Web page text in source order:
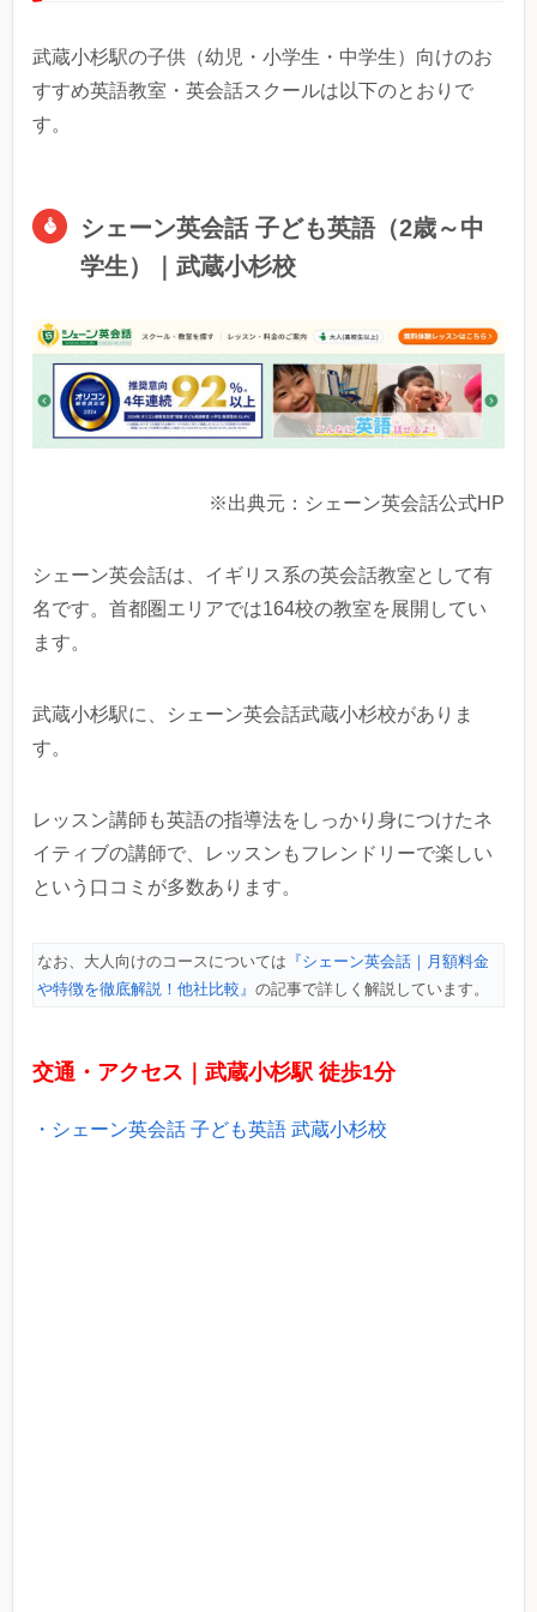
武蔵小杉駅の子供（幼児・小学生・中学生）向けのお
すすめ英語教室・英会話スクールは以下のとおりで
す。
シェーン英会話 子ども英語（2歳～中
学生）｜武蔵小杉校
※出典元：シェーン英会話公式HP
シェーン英会話は、イギリス系の英会話教室として有
名です。首都圏エリアでは164校の教室を展開してい
ます。
武蔵小杉駅に、シェーン英会話武蔵小杉校がありま
す。
レッスン講師も英語の指導法をしっかり身につけたネ
イティブの講師で、レッスンもフレンドリーで楽しい
という口コミが多数あります。
なお、大人向けのコースについては 『シェーン英会話｜月額料金
や特徴を徹底解説！他社比較』 の記事で詳しく解説しています。
交通・アクセス｜武蔵小杉駅 徒歩1分
・シェーン英会話 子ども英語 武蔵小杉校